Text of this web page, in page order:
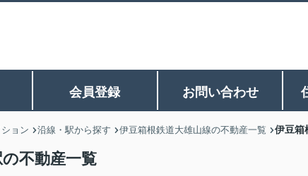
会員登録 お問い合わせ
ョン 沿線・駅から探す 伊豆箱根鉄道大雄山線の不動産一覧 伊豆箱
不動産一覧